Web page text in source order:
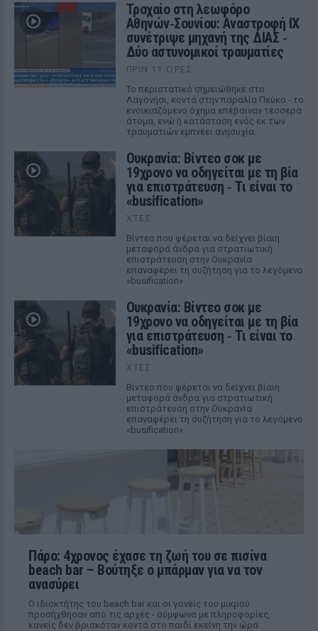
Τροχαίο στη λεωφόρο
Αθηνών‑Σουνίου: Αναστροφή ΙΧ
συνέτριψε μηχανή της ΔΙΑΣ ‑
Δύο αστυνομικοί τραυματίες
ΠΡΙΝ 11 ΏΡΕΣ
Το περιστατικό σημειώθηκε στο
Λαγονήσι, κοντά στην παραλία Πεύκο - το
ενοικιαζόμενο όχημα επέβαιναν τέσσερα
άτομα, ενώ η κατάσταση ενός εκ των
τραυματιών εμπνέει ανησυχία.
Ουκρανία: Βίντεο σοκ με
19χρονο να οδηγείται με τη βία
για επιστράτευση ‑ Τι είναι το
«busification»
ΧΤΕΣ
Βίντεο που φέρεται να δείχνει βίαιη
μεταφορά άνδρα για στρατιωτική
επιστράτευση στην Ουκρανία
επαναφέρει τη συζήτηση για το λεγόμενο
«busification».
Ουκρανία: Βίντεο σοκ με
19χρονο να οδηγείται με τη βία
για επιστράτευση ‑ Τι είναι το
«busification»
ΧΤΕΣ
Βίντεο που φέρεται να δείχνει βίαιη
μεταφορά άνδρα για στρατιωτική
επιστράτευση στην Ουκρανία
επαναφέρει τη συζήτηση για το λεγόμενο
«busification».
Πάρο: 4χρονος έχασε τη ζωή του σε πισίνα
beach bar – Βούτηξε ο μπάρμαν για να τον
ανασύρει
Ο ιδιοκτήτης του beach bar και οι γονείς του μικρού
προσήχθησαν από τις αρχές - σύμφωνα με πληροφορίες,
κανείς δεν βρισκόταν κοντά στο παιδί εκείνη την ώρα